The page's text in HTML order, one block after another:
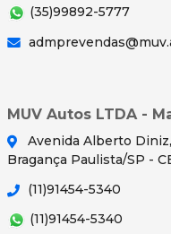
(35)99892-5777
MUV Autos LTDA -
Avenida Alberto
Bragança Paulista/SP -
(11)91454-5340
(11)91454-5340